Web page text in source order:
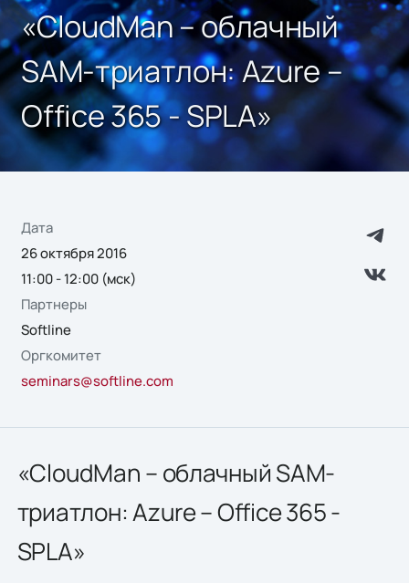
«CloudMan – облачный
SAM-триатлон: Azure –
Office 365 - SPLA»
Дата
26 октября 2016
11:00 - 12:00 (мск)
Партнеры
Softline
Оргкомитет
seminars@softline.com
«CloudMan – облачный SAM-
триатлон: Azure – Office 365 -
SPLA»